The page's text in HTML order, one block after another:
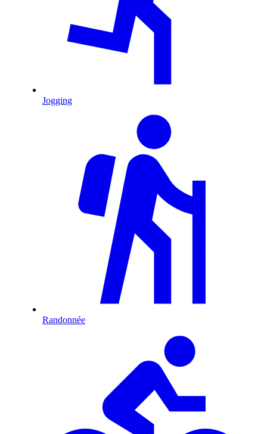
Jogging
Randonnée